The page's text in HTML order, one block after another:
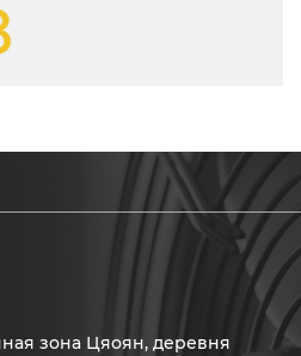
зона Цяоян, деревня